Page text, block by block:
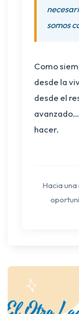
somos
Como
desde la
desde el
hacer.
Hacia